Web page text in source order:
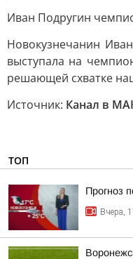
Иван Подругин
Новокузнечанин
выступала на
решающей схватке
Источник: Канал в
ТОП
Прогноз
Вчера,